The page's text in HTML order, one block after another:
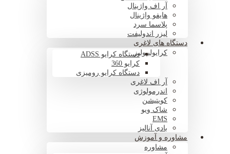
آر اف واژینال
هایفو واژینال
پلاسما سرد
لیزر اندولیفت
دستگاه های لاغری
کرایولیپولیزدستگاه کرایو ADSS
کرایو 360
دستگاه کرایو رومیزی
آر اف لاغری
اندرمولوژی
کویتیشن
شاک ویو
EMS
بادی آنالیز
مشاوره و آموزش
مشاوره